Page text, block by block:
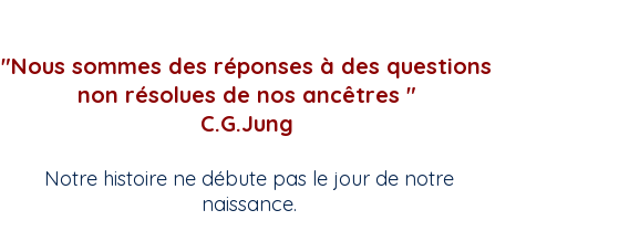
"Nous sommes des réponses à des questions
non résolues de nos ancêtres "
C.G.Jung
Notre histoire ne débute pas le jour de notre
naissance.